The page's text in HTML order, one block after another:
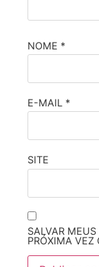
NOME *
E-MAIL *
SITE
SALVAR
PRÓXIMA VEZ